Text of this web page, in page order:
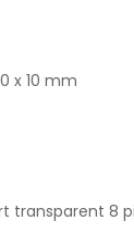
x 10 mm
transparent 8